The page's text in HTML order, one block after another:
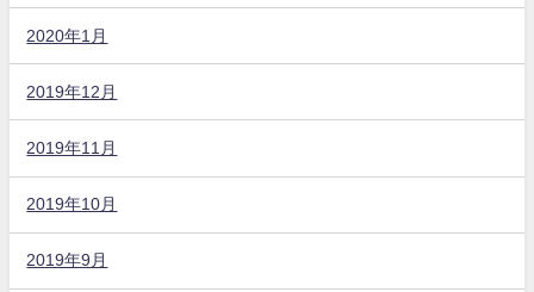
2020年1月
2019年12月
2019年11月
2019年10月
2019年9月